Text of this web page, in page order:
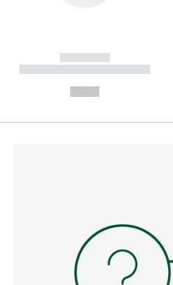
------------
----------- ----------- --------